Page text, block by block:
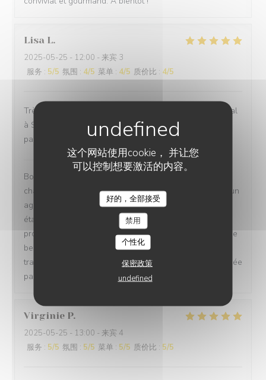
这个网站使用cookie， 并让您
可以控制想要激活的内容。
好的，全部接受
禁用
个性化
保密政策
undefined
Lisa L
2025-05-25 - 12:00 - 来宾 3
服务 : 5/5 氛围 : 4/5 菜单 : 4/5 质价比 : 4/5
Très bon produit de qualité, cadre super, mention spécial
à Suzy qui a était au petit soin du début à la fin. On a
passez un agréable moment
Le Servan 已回复此评论
Bonjour Lisa, Merci infiniment pour votre retour
chaleureux ! Nous sommes ravis que vous ayez passé un
agréable moment pour la Fête des Mères dans notre
établissement. En effet, notre cadre apaisant et nos
produits de qualité sont pensés pour vous faire vivre une
belle expérience. Nous ne manquerons pas de
transmettre vos compliments à Suzy, qui sera très touchée
par votre attention :) À très bientôt au Servan !
Virginie P
2025-05-25 - 13:00 - 来宾 4
服务 : 5/5 氛围 : 5/5 菜单 : 5/5 质价比 : 5/5
LE SERVAN